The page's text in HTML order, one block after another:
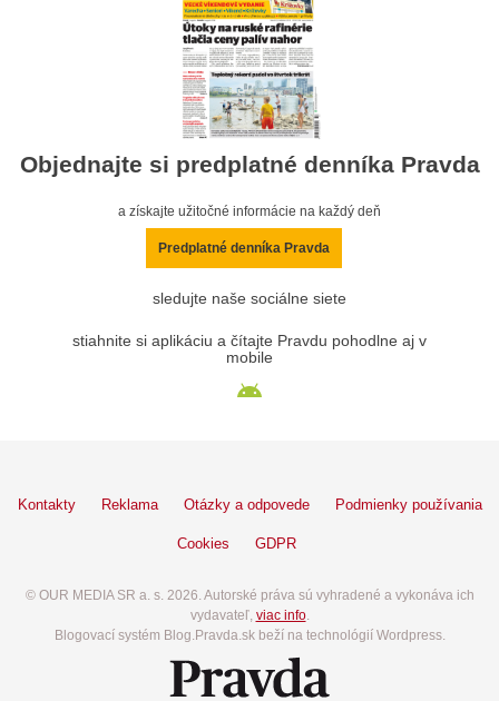
Objednajte si predplatné denníka Pravda
a získajte užitočné informácie na každý deň
Predplatné denníka Pravda
sledujte naše sociálne siete
stiahnite si aplikáciu a čítajte Pravdu pohodlne aj v
mobile
Kontakty Reklama Otázky a odpovede Podmienky používania
Cookies GDPR
© OUR MEDIA SR a. s. 2026. Autorské práva sú vyhradené a vykonáva ich
vydavateľ, viac info.
Blogovací systém Blog.Pravda.sk beží na technológií Wordpress.